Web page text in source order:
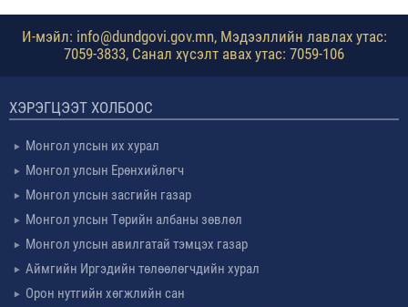
И-мэйл: info@dundgovi.gov.mn, Мэдээллийн лавлах утас:
7059-3833, Санал хүсэлт авах утас: 7059-106
ХЭРЭГЦЭЭТ ХОЛБООС
Монгол улсын их хурал
Монгол улсын Ерөнхийлөгч
Монгол улсын засгийн газар
Монгол улсын Төрийн албаны зөвлөл
Монгол улсын авилгатай тэмцэх газар
Аймгийн Иргэдийн төлөөлөгчдийн хурал
Орон нутгийн хөгжлийн сан